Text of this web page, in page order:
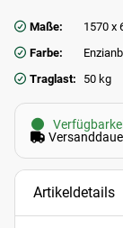
Maße:
1570 x
Farbe:
Traglast:
50 kg
Artikeldetails